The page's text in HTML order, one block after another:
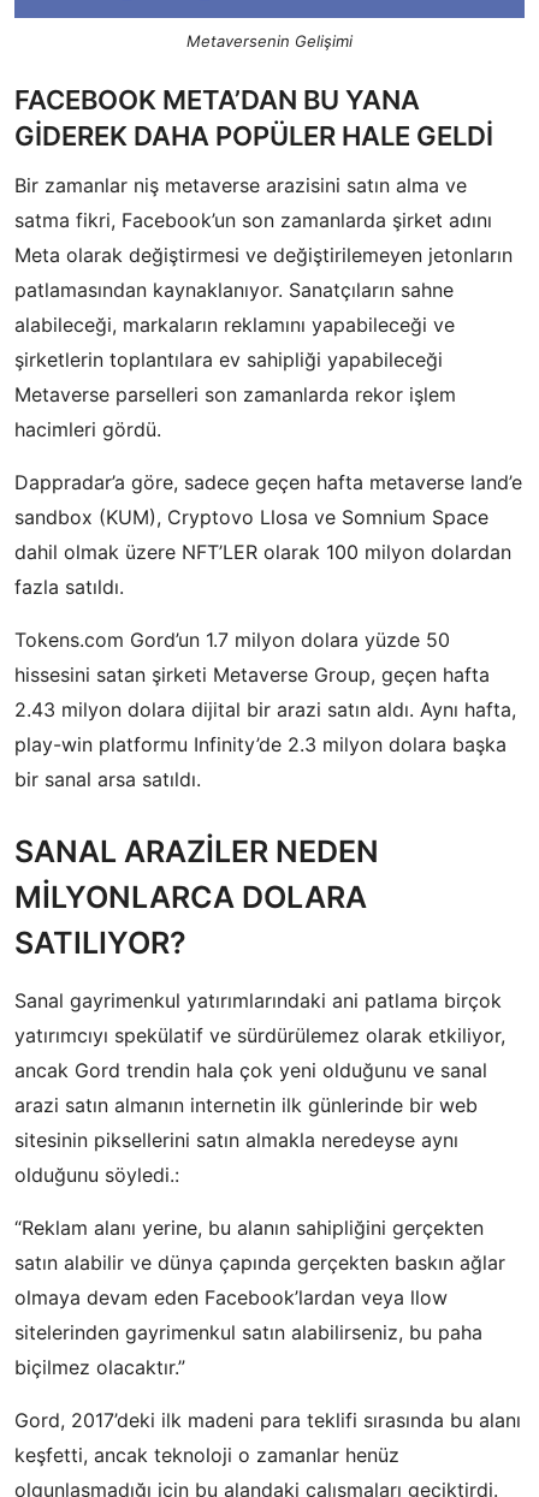
Metaversenin Gelişimi
FACEBOOK META’DAN BU YANA
GİDEREK DAHA POPÜLER HALE GELDİ
Bir zamanlar niş metaverse arazisini satın alma ve
satma fikri, Facebook’un son zamanlarda şirket adını
Meta olarak değiştirmesi ve değiştirilemeyen jetonların
patlamasından kaynaklanıyor. Sanatçıların sahne
alabileceği, markaların reklamını yapabileceği ve
şirketlerin toplantılara ev sahipliği yapabileceği
Metaverse parselleri son zamanlarda rekor işlem
hacimleri gördü.
Dappradar’a göre, sadece geçen hafta metaverse land’e
sandbox (KUM), Cryptovo Llosa ve Somnium Space
dahil olmak üzere NFT’LER olarak 100 milyon dolardan
fazla satıldı.
Tokens.com Gord’un 1.7 milyon dolara yüzde 50
hissesini satan şirketi Metaverse Group, geçen hafta
2.43 milyon dolara dijital bir arazi satın aldı. Aynı hafta,
play-win platformu Infinity’de 2.3 milyon dolara başka
bir sanal arsa satıldı.
SANAL ARAZİLER NEDEN
MİLYONLARCA DOLARA
SATILIYOR?
Sanal gayrimenkul yatırımlarındaki ani patlama birçok
yatırımcıyı spekülatif ve sürdürülemez olarak etkiliyor,
ancak Gord trendin hala çok yeni olduğunu ve sanal
arazi satın almanın internetin ilk günlerinde bir web
sitesinin piksellerini satın almakla neredeyse aynı
olduğunu söyledi.:
“Reklam alanı yerine, bu alanın sahipliğini gerçekten
satın alabilir ve dünya çapında gerçekten baskın ağlar
olmaya devam eden Facebook’lardan veya llow
sitelerinden gayrimenkul satın alabilirseniz, bu paha
biçilmez olacaktır.”
Gord, 2017’deki ilk madeni para teklifi sırasında bu alanı
keşfetti, ancak teknoloji o zamanlar henüz
olgunlaşmadığı için bu alandaki çalışmaları geciktirdi.